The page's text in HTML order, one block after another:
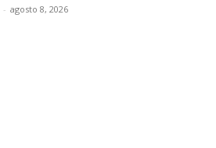
- agosto 8, 2026